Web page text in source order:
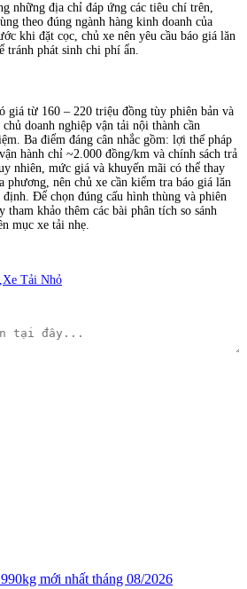
những địa chỉ đáp ứng các tiêu chí trên,
theo đúng ngành hàng kinh doanh của
khi đặt cọc, chủ xe nên yêu cầu báo giá lăn
tránh phát sinh chi phí ẩn.
giá từ 160 – 220 triệu đồng tùy phiên bản và
doanh nghiệp vận tải nội thành cần
Ba điểm đáng cân nhắc gồm: lợi thế pháp
hành chỉ ~2.000 đồng/km và chính sách trả
nhiên, mức giá và khuyến mãi có thể thay
nên chủ xe cần kiểm tra báo giá lăn
Để chọn đúng cấu hình thùng và phiên
tham khảo thêm các bài phân tích so sánh
mục xe tải nhẹ.
Xe Tải Nhỏ
mới nhất tháng 08/2026